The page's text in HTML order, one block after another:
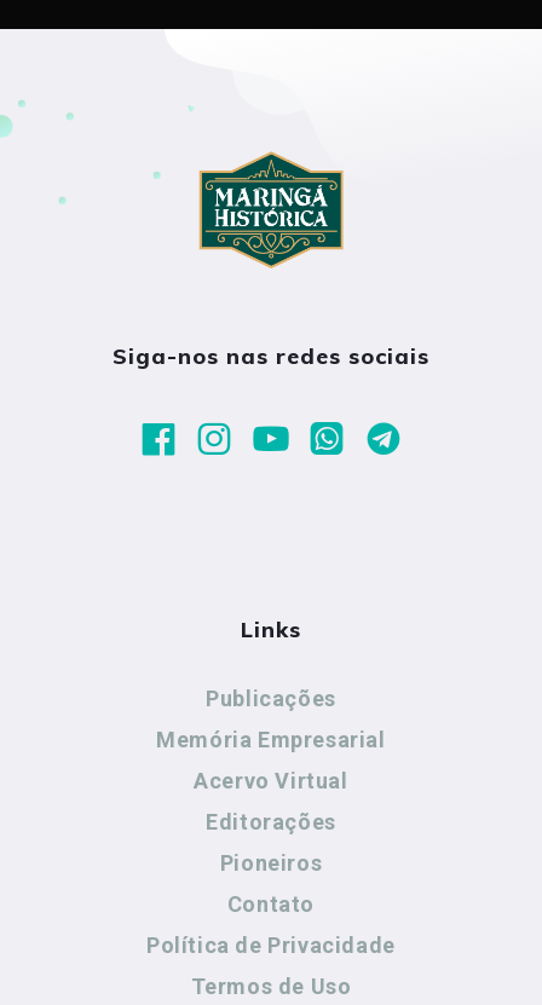
Siga-nos nas redes sociais
Links
Publicações
Memória Empresarial
Acervo Virtual
Editorações
Pioneiros
Contato
Política de Privacidade
Termos de Uso